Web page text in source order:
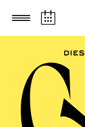
Zum Hauptinhalt